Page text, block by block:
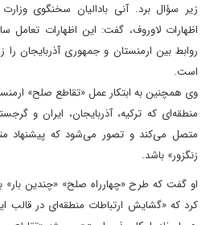
زیر سؤال برد. آنی بادالیان سخنگوی
اظهارات لاوروف، گفت: این اظهارات تعامل
روابط بین ارمنستان و جمهوری آذربایجان
است.
وی همچنین به ابتکار عمل «تقاطع صلح»
منطقه‌ای که ترکیه، آذربایجان، ایران و
متصل می‌کند و تصور می‌شود که پیشنهاد
زنگزور» باشد.
او گفت که طرح «چهارراه صلح» «چندین بار»
کرد که «گشایش ارتباطات منطقه‌ای در قالب